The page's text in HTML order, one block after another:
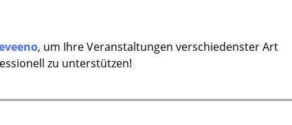
, um Ihre Veranstaltungen verschiedenster Art
zu unterstützen!